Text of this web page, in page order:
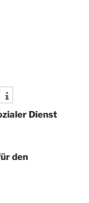
Dienst
den